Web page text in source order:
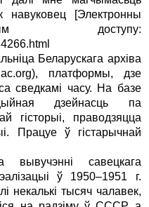
навуковец [Электронны
доступу:
Беларускага архіва
платформы, дзе
сведкамі часу. На базе
дзейнасць па
гісторыі, праводзяцца
Працуе ў гістарычнай
савецкага
ў 1950–1951 г.
некалькі тысяч чалавек,